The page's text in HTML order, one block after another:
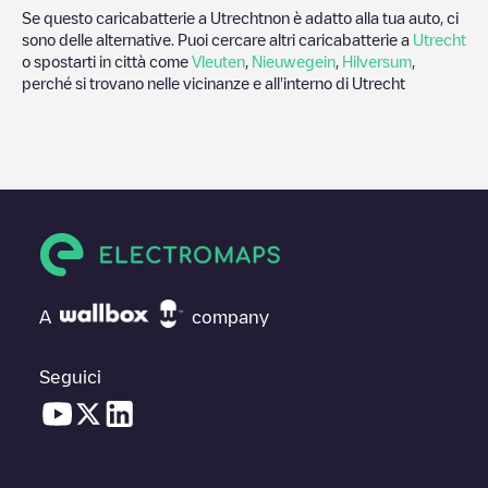
Se questo caricabatterie a Utrechtnon è adatto alla tua auto, ci
sono delle alternative. Puoi cercare altri caricabatterie a Utrecht
o spostarti in città come Vleuten Nieuwegein Hilversum
perché si trovano nelle vicinanze e all'interno di Utrecht
A company
Seguici